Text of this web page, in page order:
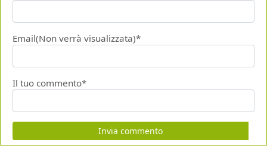
Email(Non verrà visualizzata)*
Il tuo commento*
Invia commento